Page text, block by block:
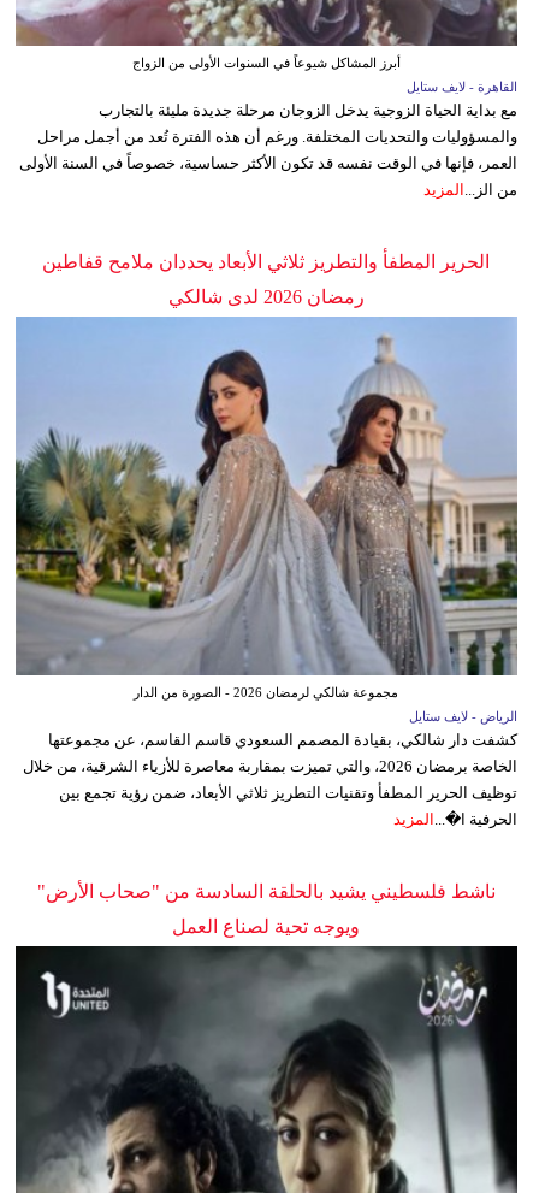
أبرز المشاكل شيوعاً في السنوات الأولى من الزواج
القاهرة - لايف ستايل
مع بداية الحياة الزوجية يدخل الزوجان مرحلة جديدة مليئة بالتجارب
والمسؤوليات والتحديات المختلفة. ورغم أن هذه الفترة تُعد من أجمل مراحل
العمر، فإنها في الوقت نفسه قد تكون الأكثر حساسية، خصوصاً في السنة الأولى
من الز...
المزيد
الحرير المطفأ والتطريز ثلاثي الأبعاد يحددان ملامح قفاطين
رمضان 2026 لدى شالكي
مجموعة شالكي لرمضان 2026 - الصورة من الدار
الرياض - لايف ستايل
كشفت دار شالكي، بقيادة المصمم السعودي قاسم القاسم، عن مجموعتها
الخاصة برمضان 2026، والتي تميزت بمقاربة معاصرة للأزياء الشرقية، من خلال
توظيف الحرير المطفأ وتقنيات التطريز ثلاثي الأبعاد، ضمن رؤية تجمع بين
الحرفية ا�... المزيد
ناشط فلسطيني يشيد بالحلقة السادسة من "صحاب الأرض"
ويوجه تحية لصناع العمل